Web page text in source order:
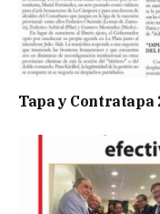
Tapa y Contratapa